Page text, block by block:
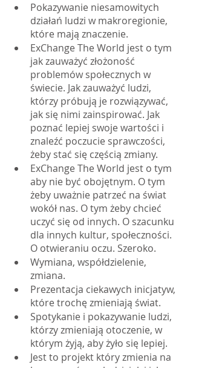
Pokazywanie niesamowitych
działań ludzi w makroregionie,
które mają znaczenie.
ExChange The World jest o tym
jak zauważyć złożoność
problemów społecznych w
świecie. Jak zauważyć ludzi,
którzy próbują je rozwiązywać,
jak się nimi zainspirować. Jak
poznać lepiej swoje wartości i
znaleźć poczucie sprawczości,
żeby stać się częścią zmiany.
ExChange The World jest o tym
aby nie być obojętnym. O tym
żeby uważnie patrzeć na świat
wokół nas. O tym żeby chcieć
uczyć się od innych. O szacunku
dla innych kultur, społeczności.
O otwieraniu oczu. Szeroko.
Wymiana, współdzielenie,
zmiana.
Prezentacja ciekawych inicjatyw,
które trochę zmieniają świat.
Spotykanie i pokazywanie ludzi,
którzy zmieniają otoczenie, w
którym żyją, aby żyło się lepiej.
Jest to projekt który zmienia na